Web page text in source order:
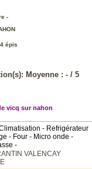
-
épis
Moyenne : - / 5
vicq sur nahon
- Refrigérateur
- Four - Micro onde -
-
VALENCAY